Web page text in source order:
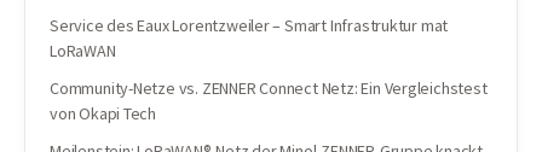
Service des Eaux Lorentzweiler – Smart Infrastruktur mat
LoRaWAN
Community-Netze vs. ZENNER Connect Netz: Ein Vergleichstest
von Okapi Tech